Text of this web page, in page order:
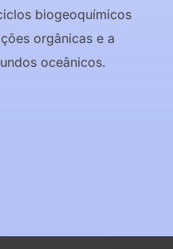
biogeoquímicos
orgânicas e a
oceânicos.